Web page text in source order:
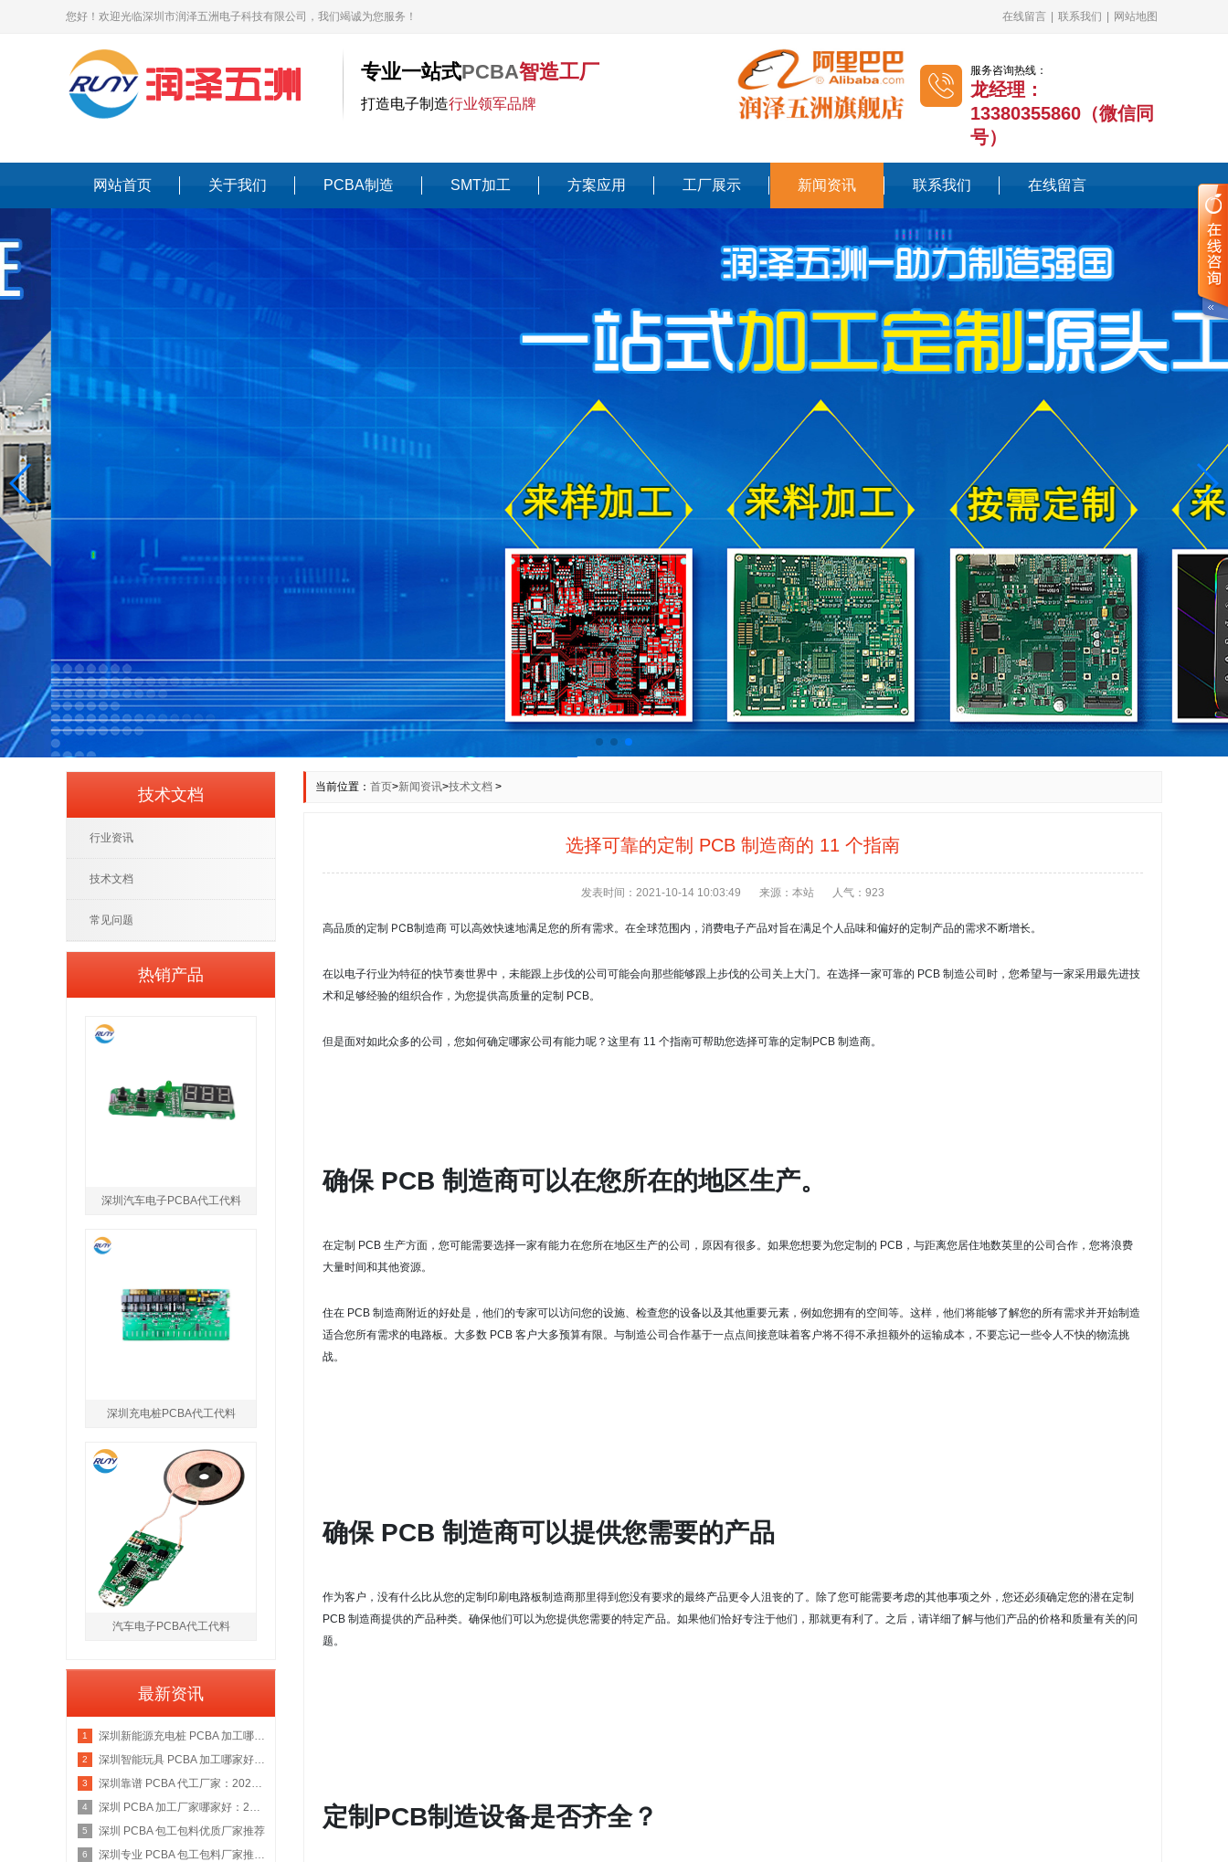
您好！欢迎光临深圳市润泽五洲电子科技有限公司，我们竭诚为您服务！ 在线留言 联系我们 网站地图
专业一站式PCBA智造工厂
打造电子制造行业领军品牌
服务咨询热线：
龙经理：
13380355860（微信同
号）
网站首页 关于我们 PCBA制造 SMT加工 方案应用 工厂展示 新闻资讯 联系我们 在线留言
当前位置： 首页>新闻资讯>技术文档 >
选择可靠的定制 PCB 制造商的 11 个指南
发表时间：2021-10-14 10:03:49 来源：本站 人气：923
高品质的定制 PCB制造商 可以高效快速地满足您的所有需求。 在全球范围内，消费电子产品对旨在满足个人品味和偏好的定制产品的需求不断增长。
在以电子行业为特征的快节奏世界中，未能跟上步伐的公司可能会向那些能够跟上步伐的公司关上大门。 在选择一家可靠的 PCB 制造公司时，您希望与一家采用最先进技
术和足够经验的组织合作，为您提供高质量的定制 PCB。
但是面对如此众多的公司，您如何确定哪家公司有能力呢？ 这里有 11 个指南可帮助您选择可靠的定制 PCB 制造商。
确保 PCB 制造商可以在您所在的地区生产。
在定制 PCB 生产方面，您可能需要选择一家有能力在您所在地区生产的公司，原因有很多。 如果您想要为您定制的 PCB，与距离您居住地数英里的公司合作，您将浪费
大量时间和其他资源。
住在 PCB 制造商附近的好处是，他们的专家可以访问您的设施、检查您的设备以及其他重要元素，例如您拥有的空间等。 这样，他们将能够了解您的所有需求并开始制造
适合您所有需求的电路板。 大多数 PCB 客户大多预算有限。 与制造公司合作基于一点点间接意味着客户将不得不承担额外的运输成本，不要忘记一些令人不快的物流挑
战。
确保 PCB 制造商可以提供您需要的产品
作为客户，没有什么比从您的定制印刷电路板制造商那里得到您没有要求的最终产品更令人沮丧的了。 除了您可能需要考虑的其他事项之外，您还必须确定您的潜在定制
PCB 制造商提供的产品种类。 确保他们可以为您提供您需要的特定产品。 如果他们恰好专注于他们，那就更有利了。 之后，请详细了解与他们产品的价格和质量有关的问
题。
定制PCB制造设备是否齐全？
技术文档
行业资讯
技术文档
常见问题
热销产品
深圳汽车电子PCBA代工代料
深圳充电桩PCBA代工代料
汽车电子PCBA代工代料
最新资讯
1 深圳新能源充电桩 PCBA 加工哪家好：2026 权威选型指南
2 深圳智能玩具 PCBA 加工哪家好：2026 权威选型指南
3 深圳靠谱 PCBA 代工厂家：2026 年权威选型指南
4 深圳 PCBA 加工厂家哪家好：2026 权威选型指南
5 深圳 PCBA 包工包料优质厂家推荐
6 深圳专业 PCBA 包工包料厂家推荐：2026 年权威选型指南